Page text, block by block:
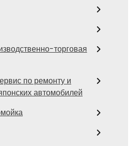
торговая
по ремонту и
автомобилей